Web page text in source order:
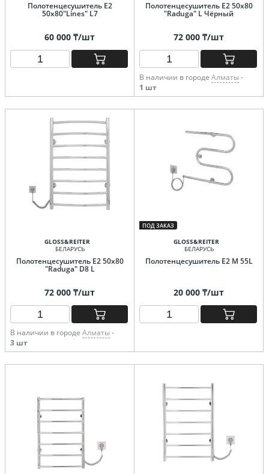
Полотенцесушитель E2
50x80"Lines" L7
60 000 ₸/шт
Полотенцесушитель E2 50х80
"Raduga" L Чёрный
72 000 ₸/шт
В наличии в городе Алматы -
1 шт
GLOSS&REITER
БЕЛАРУСЬ
Полотенцесушитель E2 50x80
"Raduga" D8 L
72 000 ₸/шт
В наличии в городе Алматы -
3 шт
ПОД ЗАКАЗ
GLOSS&REITER
БЕЛАРУСЬ
Полотенцесушитель E2 M 55L
20 000 ₸/шт